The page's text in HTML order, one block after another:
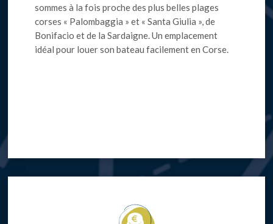
sommes à la fois proche des plus belles plages
corses « Palombaggia » et « Santa Giulia », de
Bonifacio et de la Sardaigne. Un emplacement
idéal pour louer son bateau facilement en Corse.